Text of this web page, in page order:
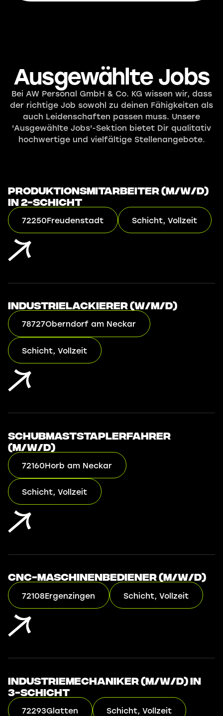
Ausgewählte Jobs
Bei AW Personal GmbH & Co. KG wissen wir, dass
der richtige Job sowohl zu deinen Fähigkeiten als
auch Leidenschaften passen muss. Unsere
'Ausgewählte Jobs'-Sektion bietet Dir qualitativ
hochwertige und vielfältige Stellenangebote.
Produktionsmitarbeiter (m/w/d)
in 2-Schicht
72250Freudenstadt Schicht, Vollzeit
Industrielackierer (w/m/d)
78727Oberndorf am Neckar
Schicht, Vollzeit
Schubmaststaplerfahrer
(m/w/d)
72160Horb am Neckar
Schicht, Vollzeit
CNC-Maschinenbediener (m/w/d)
72108Ergenzingen Schicht, Vollzeit
Industriemechaniker (m/w/d) in
3-Schicht
72293Glatten Schicht, Vollzeit